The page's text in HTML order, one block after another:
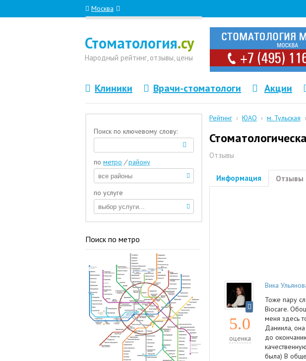
Москва
Стоматология.су
Народный рейтинг, отзывы, цены
Клиники Врачи-стоматологи Акции
Рейтинг › ЮАО › м. Тульская ›
Отзывы
Информация Отзывы
5.0
оценка
Вика
Тоже пару
Biocare.
меня здесь
Даниила,
до
была) В
Поиск по ключевому слову:
по метро / району
по услуге
Поиск по метро